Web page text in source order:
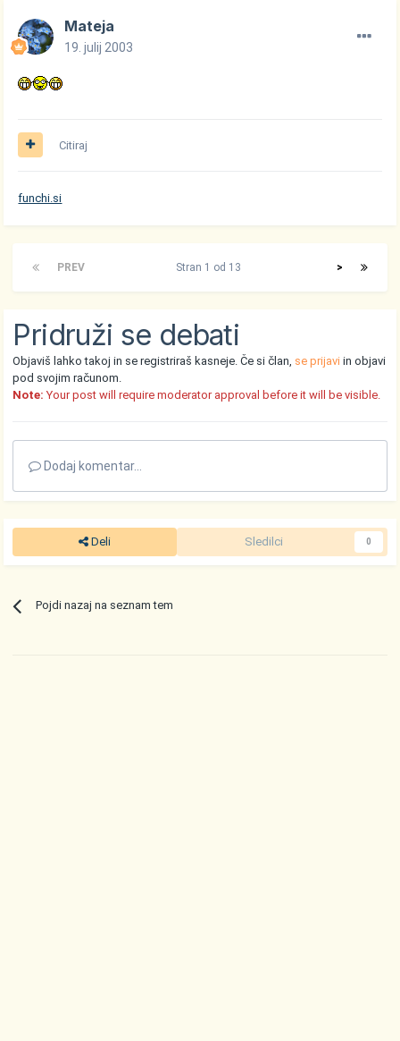
Mateja
19. julij 2003
Citiraj
funchi.si
PREV >
Stran 1 od 13
Pridruži se debati
Objaviš lahko takoj in se registriraš kasneje. Če si član, se prijavi in objavi
pod svojim računom.
Note: Your post will require moderator approval before it will be visible.
Dodaj komentar...
Deli Sledilci 0
Pojdi nazaj na seznam tem